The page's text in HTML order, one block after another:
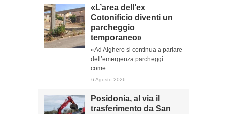
«L’area dell’ex
Cotonificio diventi un
parcheggio
temporaneo»
«Ad Alghero si continua a parlare
dell’emergenza parcheggi
come...
6 Agosto 2026
Posidonia, al via il
trasferimento da San